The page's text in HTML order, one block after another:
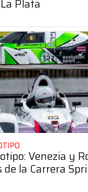
Plata
Venezia y
de la Carrera